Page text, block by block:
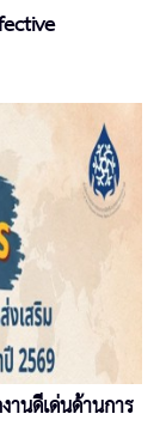
นดีเด่นด้านการ